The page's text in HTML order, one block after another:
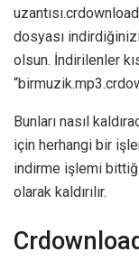
dosyası
olsun. İndirilenler
Bunları nasıl
için herhangi bir
indirme işlemi
olarak kaldırılır.